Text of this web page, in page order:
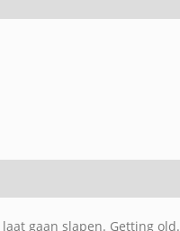
gaan slapen. Getting old.